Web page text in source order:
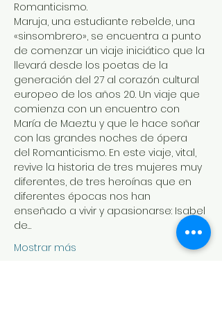
Maruja, una estudiante rebelde, una
«sinsombrero», se encuentra a punto
de comenzar un viaje iniciático que la
llevará desde los poetas de la
generación del 27 al corazón cultural
europeo de los años 20. Un viaje que
comienza con un encuentro con
María de Maeztu y que le hace soñar
con las grandes noches de ópera
del Romanticismo. En este viaje, vital,
revive la historia de tres mujeres muy
diferentes, de tres heroínas que en
diferentes épocas nos han
enseñado a vivir y apasionarse: Isabel
de…
Mostrar más